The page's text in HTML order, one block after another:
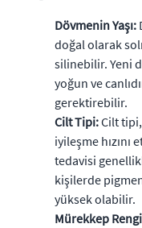
Dövmenin Yaşı:
doğal olarak
silinebilir. Yeni
yoğun ve
gerektirebilir.
Cilt Tipi:Cilt
iyileşme hızını
tedavisi
kişilerde
yüksek olabilir.
Mürekkep